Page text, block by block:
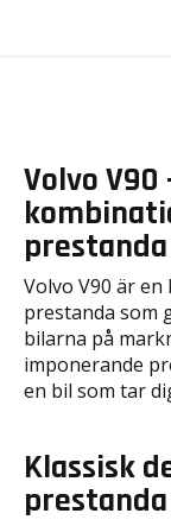
Volvo
Volvo V90 är
prestanda som
bilarna på
imponerande
en bil som tar
Klassisk